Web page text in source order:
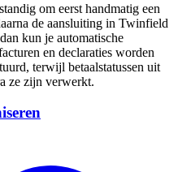
om eerst handmatig een
de aansluiting in Twinfield
kun je automatische
en declaraties worden
terwijl betaalstatussen uit
ze zijn verwerkt.